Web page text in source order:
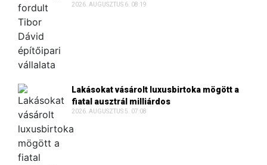
2026. AUGUSZTUS 6. 08:19
Lakásokat vásárolt luxusbirtoka mögött a
fiatal ausztrál milliárdos
2026. AUGUSZTUS 5. 07:08